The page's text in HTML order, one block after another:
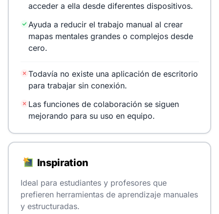
acceder a ella desde diferentes dispositivos.
Ayuda a reducir el trabajo manual al crear
mapas mentales grandes o complejos desde
cero.
Todavía no existe una aplicación de escritorio
para trabajar sin conexión.
Las funciones de colaboración se siguen
mejorando para su uso en equipo.
Inspiration
Ideal para estudiantes y profesores que
prefieren herramientas de aprendizaje manuales
y estructuradas.